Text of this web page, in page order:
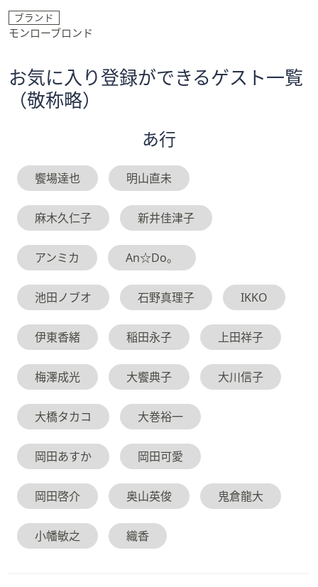
ブランド
モンローブロンド
お気に入り登録ができるゲスト一覧
（敬称略）
あ行
饗場達也 明山直未
麻木久仁子 新井佳津子
アンミカ An☆Do。
池田ノブオ 石野真理子 IKKO
伊東香緒 稲田永子 上田祥子
梅澤成光 大饗典子 大川信子
大橋タカコ 大巻裕一
岡田あすか 岡田可愛
岡田啓介 奥山英俊 鬼倉龍大
小幡敏之 織香